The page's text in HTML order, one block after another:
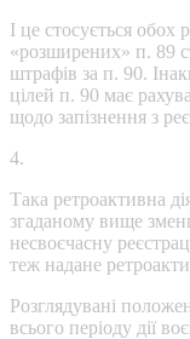
І це стосується
«розширених» п. 89
штрафів за п. 90.
цілей п. 90 має
щодо запізнення з
4.
Така ретроактивна
згаданому вище
несвоєчасну
теж надане
Розглядувані
всього періоду дії